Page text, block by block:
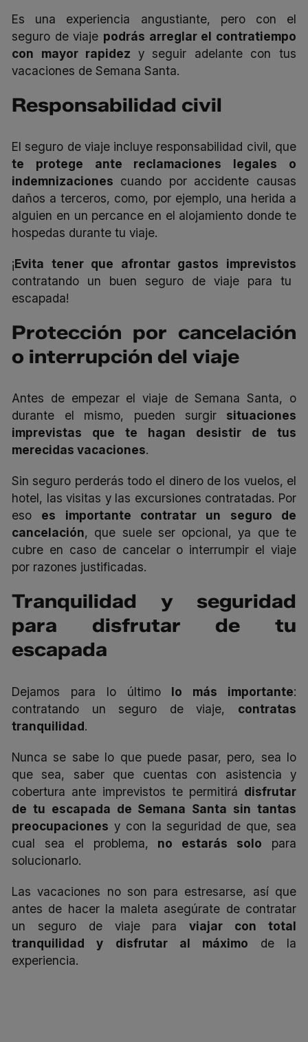
Es una experiencia angustiante, pero con el
seguro de viaje podrás arreglar el contratiempo
con mayor rapidez y seguir adelante con tus
vacaciones de Semana Santa.
Responsabilidad civil
El seguro de viaje incluye responsabilidad civil, que
te protege ante reclamaciones legales o
indemnizaciones cuando por accidente causas
daños a terceros, como, por ejemplo, una herida a
alguien en un percance en el alojamiento donde te
hospedas durante tu viaje.
¡Evita tener que afrontar gastos imprevistos
contratando un buen seguro de viaje para tu
escapada!
Protección por cancelación
o interrupción del viaje
Antes de empezar el viaje de Semana Santa, o
durante el mismo, pueden surgir situaciones
imprevistas que te hagan desistir de tus
merecidas vacaciones.
Sin seguro perderás todo el dinero de los vuelos, el
hotel, las visitas y las excursiones contratadas. Por
eso es importante contratar un seguro de
cancelación, que suele ser opcional, ya que te
cubre en caso de cancelar o interrumpir el viaje
por razones justificadas.
Tranquilidad y seguridad
para disfrutar de tu
escapada
Dejamos para lo último lo más importante:
contratando un seguro de viaje, contratas
tranquilidad.
Nunca se sabe lo que puede pasar, pero, sea lo
que sea, saber que cuentas con asistencia y
cobertura ante imprevistos te permitirá disfrutar
de tu escapada de Semana Santa sin tantas
preocupaciones y con la seguridad de que, sea
cual sea el problema, no estarás solo para
solucionarlo.
Las vacaciones no son para estresarse, así que
antes de hacer la maleta asegúrate de contratar
un seguro de viaje paraviajar con total
tranquilidad y disfrutar al máximo de la
experiencia.